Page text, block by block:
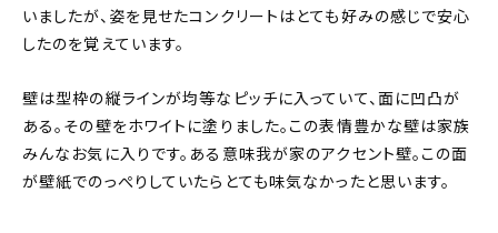
いましたが、姿を見せたコンクリートはとても好みの感じで安心
したのを覚えています。
壁は型枠の縦ラインが均等なピッチに入っていて、面に凹凸が
ある。その壁をホワイトに塗りました。この表情豊かな壁は家族
みんなお気に入りです。ある意味我が家のアクセント壁。この面
が壁紙でのっぺりしていたらとても味気なかったと思います。